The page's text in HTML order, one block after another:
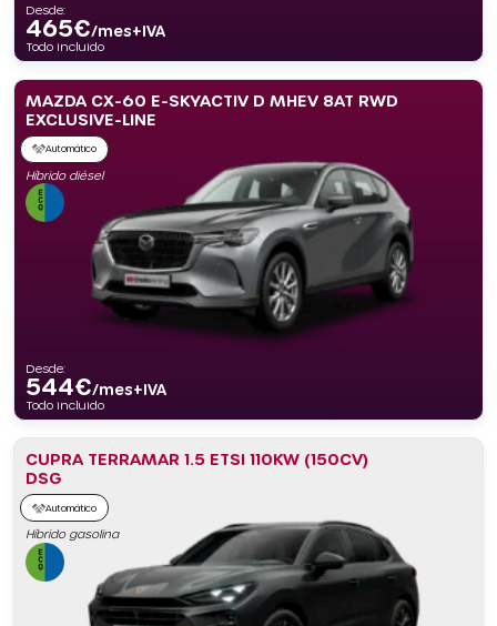
Desde:
465€/mes+IVA
Todo incluido
MAZDA CX-60 E-SKYACTIV D MHEV 8AT RWD
EXCLUSIVE-LINE
Automático
Híbrido diésel
Desde:
544€/mes+IVA
Todo incluido
CUPRA TERRAMAR 1.5 ETSI 110KW (150CV)
DSG
Automático
Híbrido gasolina